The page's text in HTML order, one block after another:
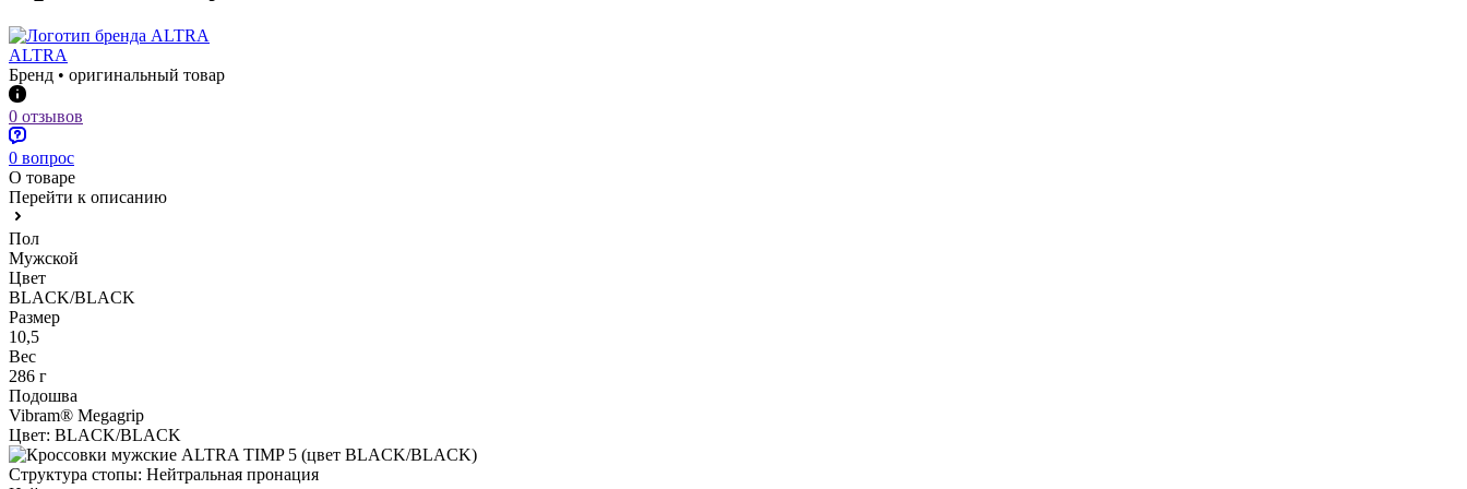
ALTRA
Бренд • оригинальный товар
0 отзывов
0 вопрос
О товаре
Перейти к описанию
Пол
Мужской
Цвет
BLACK/BLACK
Размер
10,5
Вес
286 г
Подошва
Vibram® Megagrip
Цвет: BLACK/BLACK
Структура стопы: Нейтральная пронация